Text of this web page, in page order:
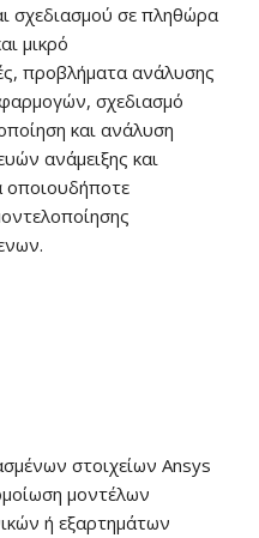
σχεδιασμού σε πληθώρα
μικρό
προβλήματα ανάλυσης
σχεδιασμό
και ανάλυση
ανάμειξης και
οποιουδήποτε
στοιχείων Ansys
μοντέλων
ή εξαρτημάτων